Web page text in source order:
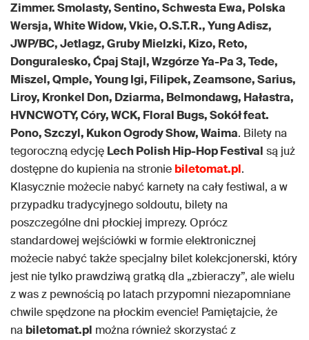
Zimmer. Smolasty, Sentino, Schwesta Ewa, Polska
Wersja, White Widow, Vkie, O.S.T.R., Yung Adisz,
JWP/BC, Jetlagz, Gruby Mielzki, Kizo, Reto,
Donguralesko, Ćpaj Stajl, Wzgórze Ya-Pa 3, Tede,
Miszel, Qmple, Young Igi, Filipek, Zeamsone, Sarius,
Liroy, Kronkel Don, Dziarma, Belmondawg, Hałastra,
HVNCWOTY, Córy, WCK, Floral Bugs, Sokół feat.
Pono, Szczyl, Kukon Ogrody Show, Waima. Bilety na
tegoroczną edycję Lech Polish Hip-Hop Festival są już
dostępne do kupienia na stronie biletomat.pl.
Klasycznie możecie nabyć karnety na cały festiwal, a w
przypadku tradycyjnego soldoutu, bilety na
poszczególne dni płockiej imprezy. Oprócz
standardowej wejściówki w formie elektronicznej
możecie nabyć także specjalny bilet kolekcjonerski, który
jest nie tylko prawdziwą gratką dla „zbieraczy”, ale wielu
z was z pewnością po latach przypomni niezapomniane
chwile spędzone na płockim evencie! Pamiętajcie, że
na biletomat.pl można również skorzystać z